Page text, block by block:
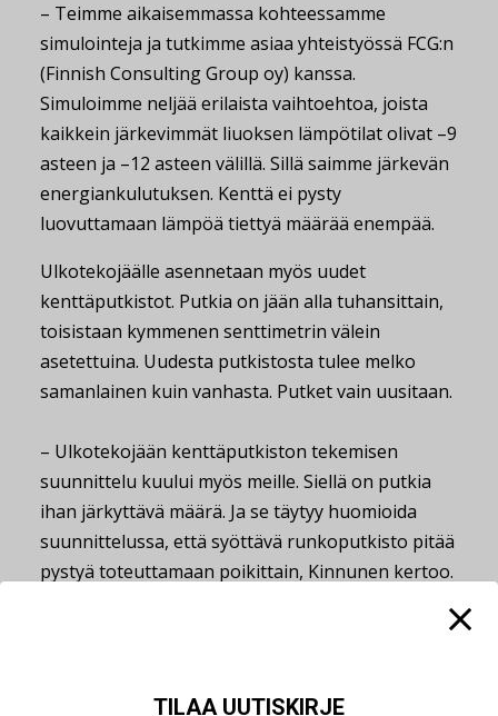
– Teimme aikaisemmassa kohteessamme
simulointeja ja tutkimme asiaa yhteistyössä FCG:n
(Finnish Consulting Group oy) kanssa.
Simuloimme neljää erilaista vaihtoehtoa, joista
kaikkein järkevimmät liuoksen lämpötilat olivat –9
asteen ja –12 asteen välillä. Sillä saimme järkevän
energiankulutuksen. Kenttä ei pysty
luovuttamaan lämpöä tiettyä määrää enempää.
Ulkotekojäälle asennetaan myös uudet
kenttäputkistot. Putkia on jään alla tuhansittain,
toisistaan kymmenen senttimetrin välein
asetettuina. Uudesta putkistosta tulee melko
samanlainen kuin vanhasta. Putket vain uusitaan.
– Ulkotekojään kenttäputkiston tekemisen
suunnittelu kuului myös meille. Siellä on putkia
ihan järkyttävä määrä. Ja se täytyy huomioida
suunnittelussa, että syöttävä runkoputkisto pitää
pystyä toteuttamaan poikittain, Kinnunen kertoo.
TILAA UUTISKIRJE